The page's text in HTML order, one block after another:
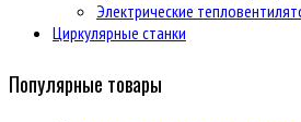
Электрические
Циркулярные станки
Популярные товары